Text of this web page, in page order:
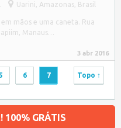
Uarini, Amazonas, Brasil
em mãos e uma caneta. Rua
Manaus…
3 abr 2016
6 7 Topo ↑
100% GRÁTIS